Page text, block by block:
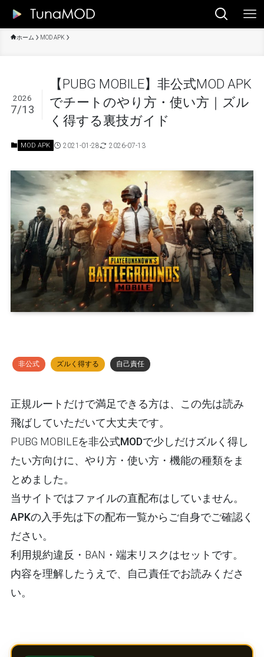
ホーム MOD APK
【PUBG MOBILE】非公式MOD APK
でチートのやり方・使い方｜ズル
く得する裏技ガイド
2026
7/13
MOD APK 2021-01-28 2026-07-13
非公式 ズルく得する 自己責任
正規ルートだけで満足できる方は、この先は読み
飛ばしていただいて大丈夫です。
PUBG MOBILEを非公式MODで少しだけズルく得し
たい方向けに、やり方・使い方・機能の種類をま
とめました。
当サイトではファイルの直配布はしていません。
APKの入手先は下の配布一覧からご自身でご確認く
ださい。
利用規約違反・BAN・端末リスクはセットです。
内容を理解したうえで、自己責任でお読みくださ
い。